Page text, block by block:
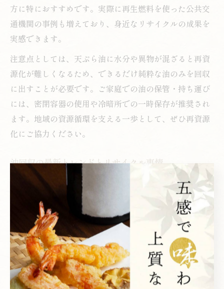
方に特におすすめです。実際に再生燃料を使った公共交
通機関の事例も増えており、身近なリサイクルの成果を
実感できます。
注意点としては、天ぷら油に水分や異物が混ざると再資
源化が難しくなるため、できるだけ純粋な油のみを回収
に出すことが必要です。ご家庭での油の保管・持ち運び
には、密閉容器の使用や冷暗所での一時保存が推奨され
ます。地域の資源循環を支える一歩として、ぜひ再資源
化にご協力ください。
油回収の最新トレンドとリサイクル事情
近年、天ぷら油の回収とリサイクルはますます多様化・
高度化しています。東京都新宿区歌舞伎町では、地域ぐ
るみでの油回収プロジェクトや無料回収イベントの開
催、スマートフォンアプリを活用した回収拠点検索な
ど、利便性向上への取り組みが進行中です。特に「廃油
回収 東京 無料」や「天ぷら油回収ステーション」のキー
ワードで話題のサービスが増えています。